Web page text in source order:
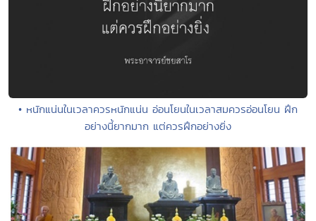
• หนักแน่นในเวลาควรหนักแน่น อ่อนโยนในเวลาสมควรอ่อนโยน ฝึก
อย่างนี้ยากมาก แต่ควรฝึกอย่างยิ่ง